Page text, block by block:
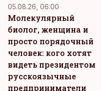
05.08.26, 06:00
Молекулярный
биолог, женщина и
просто порядочный
человек: кого хотят
видеть президентом
русскоязычные
предприниматели